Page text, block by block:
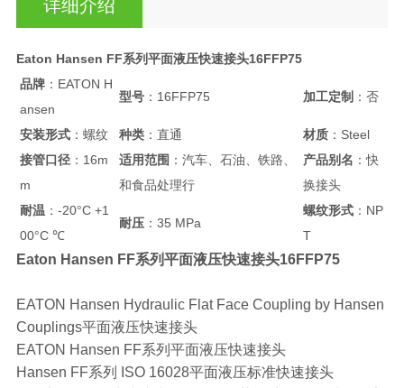
详细介绍
Eaton Hansen FF系列平面液压快速接头16FFP75
品牌：EATON H
ansen
型号：16FFP75 加工定制：否
安装形式：螺纹 种类：直通 材质：Steel
接管口径：16m
m
适用范围 ：汽车、石油、铁路、
和食品处理行
产品别名 ：快
换接头
耐温 ：-20°C +1
00°C ℃
耐压：35 MPa
螺纹形式：NP
T
Eaton Hansen FF系列平面液压快速接头16FFP75
EATON Hansen Hydraulic Flat Face Coupling by Hansen
Couplings平面液压快速接头
EATON Hansen FF系列平面液压快速接头
Hansen FF系列 ISO 16028平面液压标准快速接头